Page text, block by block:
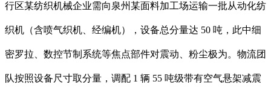
行区某纺织机械企业需向泉州某面料加工场运输一批从动化纺
织机（含喷气织机、经编机），设备总分量达 50 吨，此中细
密罗拉、数控节制系统等焦点部件对震动、粉尘极为。物流团
队按照设备尺寸取分量，调配 1 辆 55 吨级带有空气悬架减震